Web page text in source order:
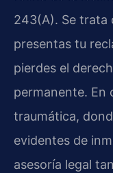
243(A). Se trata
presentas tu
pierdes el
permanente. En
traumática,
evidentes de
asesoría legal